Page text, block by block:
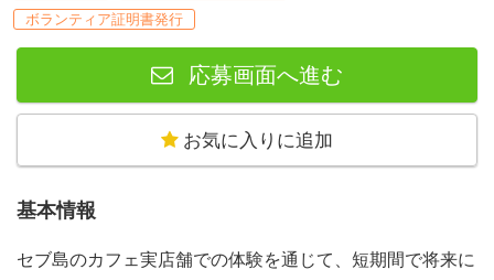
ボランティア証明書発行
応募画面へ進む
お気に入りに追加
基本情報
セブ島のカフェ実店舗での体験を通じて、短期間で将来に